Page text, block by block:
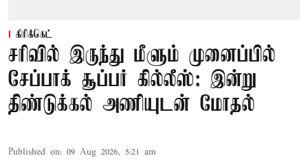
கிரிக்கெட்
சரிவில் இருந்து மீளும் முனைப்பில்
சேப்பாக் சூப்பர் கில்லீஸ்: இன்று
திண்டுக்கல் அணியுடன் மோதல்
Published on: 09 Aug 2026, 5:21 am